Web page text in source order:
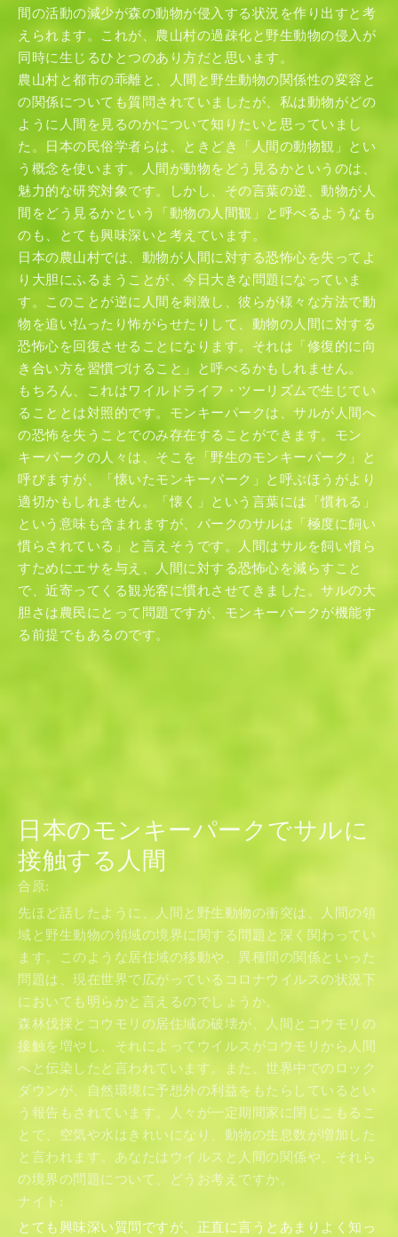
間の活動の減少が森の動物が侵入する状況を作り出すと考
えられます。これが、農山村の過疎化と野生動物の侵入が
同時に生じるひとつのあり方だと思います。
農山村と都市の乖離と、人間と野生動物の関係性の変容と
の関係についても質問されていましたが、私は動物がどの
ように人間を見るのかについて知りたいと思っていまし
た。日本の民俗学者らは、ときどき「人間の動物観」とい
う概念を使います。人間が動物をどう見るかというのは、
魅力的な研究対象です。しかし、その言葉の逆、動物が人
間をどう見るかという「動物の人間観」と呼べるようなも
のも、とても興味深いと考えています。
日本の農山村では、動物が人間に対する恐怖心を失ってよ
り大胆にふるまうことが、今日大きな問題になっていま
す。このことが逆に人間を刺激し、彼らが様々な方法で動
物を追い払ったり怖がらせたりして、動物の人間に対する
恐怖心を回復させることになります。それは「修復的に向
き合い方を習慣づけること」と呼べるかもしれません。
もちろん、これはワイルドライフ・ツーリズムで生じてい
ることとは対照的です。モンキーパークは、サルが人間へ
の恐怖を失うことでのみ存在することができます。モン
キーパークの人々は、そこを「野生のモンキーパーク」と
呼びますが、「懐いたモンキーパーク」と呼ぶほうがより
適切かもしれません。「懐く」という言葉には「慣れる」
という意味も含まれますが、パークのサルは「極度に飼い
慣らされている」と言えそうです。人間はサルを飼い慣ら
すためにエサを与え、人間に対する恐怖心を減らすこと
で、近寄ってくる観光客に慣れさせてきました。サルの大
胆さは農民にとって問題ですが、モンキーパークが機能す
る前提でもあるのです。
日本のモンキーパークでサルに
接触する人間
合原:
先ほど話したように、人間と野生動物の衝突は、人間の領
域と野生動物の領域の境界に関する問題と深く関わってい
ます。このような居住域の移動や、異種間の関係といった
問題は、現在世界で広がっているコロナウイルスの状況下
においても明らかと言えるのでしょうか。
森林伐採とコウモリの居住域の破壊が、人間とコウモリの
接触を増やし、それによってウイルスがコウモリから人間
へと伝染したと言われています。また、世界中でのロック
ダウンが、自然環境に予想外の利益をもたらしているとい
う報告もされています。人々が一定期間家に閉じこもるこ
とで、空気や水はきれいになり、動物の生息数が増加した
と言われます。あなたはウイルスと人間の関係や、それら
の境界の問題について、どうお考えですか。
ナイト:
とても興味深い質問ですが、正直に言うとあまりよく知っ